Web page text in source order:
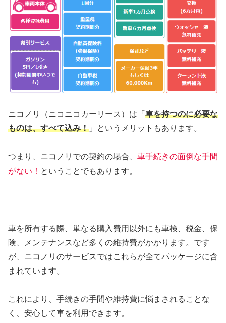
ニコノリ（ニコニコカーリース）は「 車を持つのに必要な
ものは、すべて込み！ 」というメリットもあります。
つまり、ニコノリでの契約の場合、 車手続きの面倒な手間
がない！ ということでもあります。
車を所有する際、単なる購入費用以外にも車検、税金、保
険、メンテナンスなど多くの維持費がかかります。です
が、ニコノリのサービスではこれらが全てパッケージに含
まれています。
これにより、手続きの手間や維持費に悩まされることな
く、安心して車を利用できます。